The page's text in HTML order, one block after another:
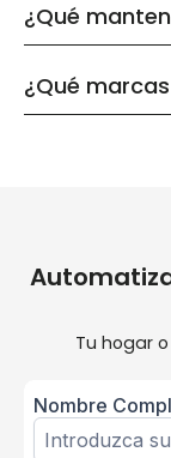
¿Qué
¿Qué
Tu hogar